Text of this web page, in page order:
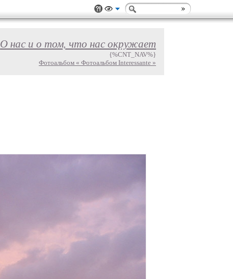
О нас и о том, что нас окружает
{%CNT_NAV%}
Фотоальбом « Фотоальбом Interessante »